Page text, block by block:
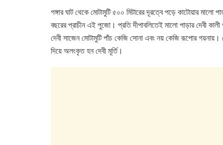
c
e
b
o
tt
er
at
s
A
p
k
e
n
গঙ্গার ঘাট থেকে মোটামুটি ৫০০ মিটারের দূরত্বে পড়ে কাটোয়ার
বছরের প্রাচীন এই পুজো। প্রতি দীপাবলিতেই মালো পাড়ার দেবী
দেবী সাজেন মোটামুটি পাঁচ কেজি সোনা এবং নয় কেজি রূপোর
দিয়ে অলংকৃত হন দেবী মূর্তি।